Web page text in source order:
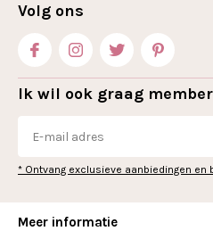
Volg ons
Ik wil ook graag
* Ontvang exclusieve aanbiedingen en
Meer informatie